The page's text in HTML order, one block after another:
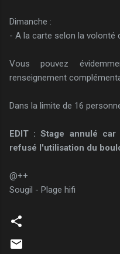
Dimanche :
- A la carte selon la volonté
Vous pouvez
renseignement
Dans la limite de 16
EDIT : Stage annulé
refusé l'utilisation du
@++
Sougil - Plage hifi